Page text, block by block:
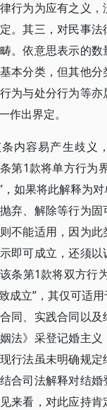
行为为应有之义
。其三，对民事
。依意思表示的
本分类，但其他
为与处分行为等
作出界定。
内容易产生歧义
第1款将单方行为
，如果将此解释为
弃、解除等行为
不能适用，因为
即可成立，还须
条第1款将双方行
成立”，其仅可适
同、实践合同以
法》采登记婚主
行法虽未明确规
合司法解释对结
来看，对此应持肯